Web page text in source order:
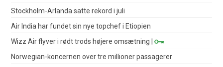
Stockholm-Arlanda satte rekord i juli
Air India har fundet sin nye topchef i Etiopien
Wizz Air flyver i rødt trods højere omsætning |
Norwegian-koncernen over tre millioner passagerer